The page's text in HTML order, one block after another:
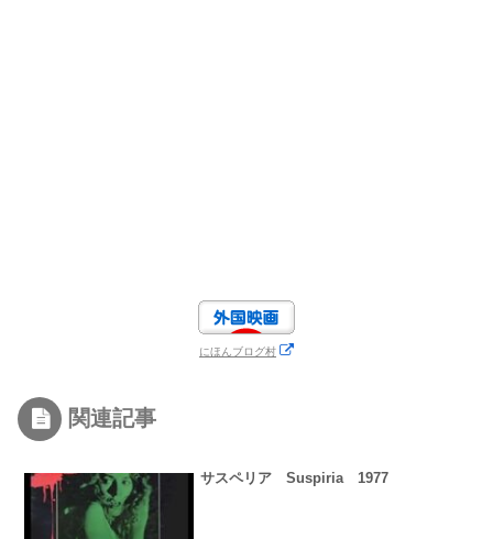
にほんブログ村
関連記事
サスペリア Suspiria 1977